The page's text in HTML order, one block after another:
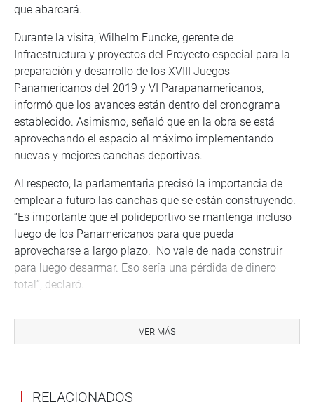
que abarcará.
Durante la visita, Wilhelm Funcke, gerente de
Infraestructura y proyectos del Proyecto especial para la
preparación y desarrollo de los XVIII Juegos
Panamericanos del 2019 y VI Parapanamericanos,
informó que los avances están dentro del cronograma
establecido. Asimismo, señaló que en la obra se está
aprovechando el espacio al máximo implementando
nuevas y mejores canchas deportivas.
Al respecto, la parlamentaria precisó la importancia de
emplear a futuro las canchas que se están construyendo.
“Es importante que el polideportivo se mantenga incluso
luego de los Panamericanos para que pueda
aprovecharse a largo plazo. No vale de nada construir
para luego desarmar. Eso sería una pérdida de dinero
total”, declaró.
podrían hacerse cargo de las canchas de las disciplinas
deportivas al término de los Juegos Panamericanos. “Son
masificación”, expresó.
VER MÁS
RELACIONADOS